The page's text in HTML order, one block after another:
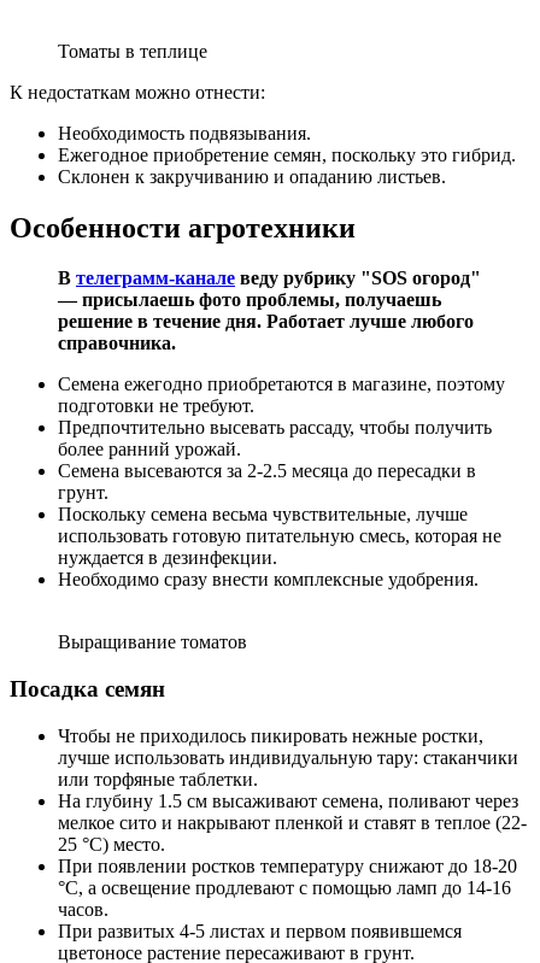
Томаты в теплице
К недостаткам можно отнести:
Необходимость подвязывания.
Ежегодное приобретение семян, поскольку это гибрид.
Склонен к закручиванию и опаданию листьев.
Особенности агротехники
В телеграмм-канале веду рубрику "SOS огород"
— присылаешь фото проблемы, получаешь
решение в течение дня. Работает лучше любого
справочника.
Семена ежегодно приобретаются в магазине, поэтому
подготовки не требуют.
Предпочтительно высевать рассаду, чтобы получить
более ранний урожай.
Семена высеваются за 2-2.5 месяца до пересадки в
грунт.
Поскольку семена весьма чувствительные, лучше
использовать готовую питательную смесь, которая не
нуждается в дезинфекции.
Необходимо сразу внести комплексные удобрения.
Выращивание томатов
Посадка семян
Чтобы не приходилось пикировать нежные ростки,
лучше использовать индивидуальную тару: стаканчики
или торфяные таблетки.
На глубину 1.5 см высаживают семена, поливают через
мелкое сито и накрывают пленкой и ставят в теплое (22-
25 °С) место.
При появлении ростков температуру снижают до 18-20
°С, а освещение продлевают с помощью ламп до 14-16
часов.
При развитых 4-5 листах и первом появившемся
цветоносе растение пересаживают в грунт.